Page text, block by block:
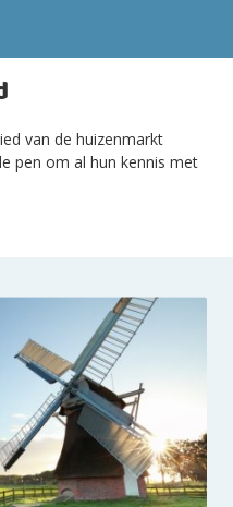
van de huizenmarkt
pen om al hun kennis met